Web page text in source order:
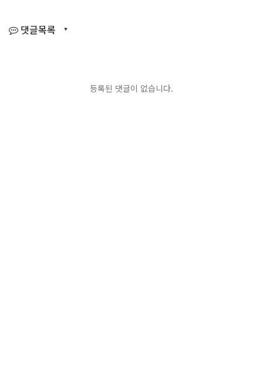
댓글목록
등록된 댓글이 없습니다.